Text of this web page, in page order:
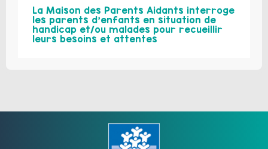
La Maison des Parents Aidants interroge
les parents d’enfants en situation de
handicap et/ou malades pour recueillir
leurs besoins et attentes